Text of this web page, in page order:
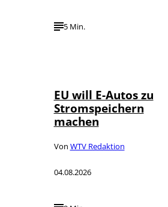
5 Min.
EU will E-Autos zu
Stromspeichern
machen
Von WTV Redaktion
04.08.2026